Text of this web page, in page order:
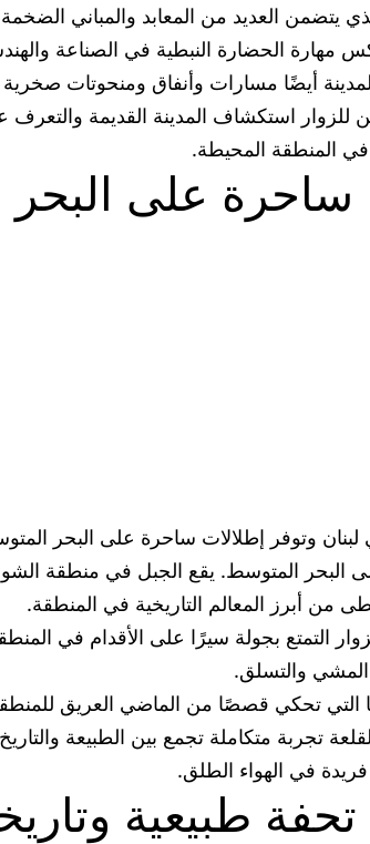
يتضمن العديد من المعابد والمباني
أيضًا مسارات وأنفاق ومنحوتات
للزوار استكشاف المدينة القديمة
في المنطقة المحيطة.
ساحرة على
وتوفر إطلالات ساحرة على البحر
من أبرز المعالم التاريخية في المنطقة.
التمتع بجولة سيرًا على الأقدام في
المشي والتسلق.
التي تحكي قصصًا من الماضي العريق
تجربة متكاملة تجمع بين الطبيعة
فريدة في الهواء الطلق.
طبيعية